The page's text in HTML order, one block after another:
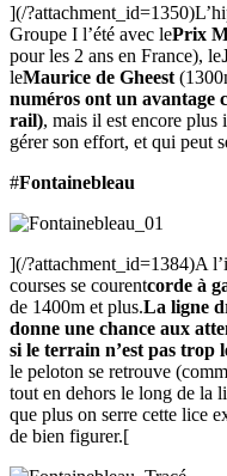
](/
Groupe I l’été avec lePrix
pour les 2 ans en France), le
leMaurice de Gheest
numéros ont un avantage
rail), mais il est encore plus
gérer son effort, et qui peut
#Fontainebleau
](/?attachment_id=1384)A
courses se courentcorde à
de 1400m et plus.La ligne
donne une chance aux
si le terrain n’est pas trop
le peloton se retrouve
tout en dehors le long de la
que plus on serre cette lice
de bien figurer.[